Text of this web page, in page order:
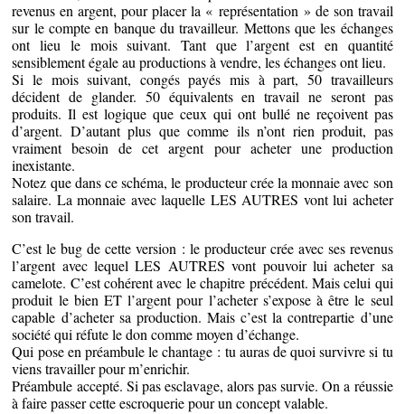
revenus en argent, pour placer la « représentation » de son travail
sur le compte en banque du travailleur. Mettons que les échanges
ont lieu le mois suivant. Tant que l’argent est en quantité
sensiblement égale au productions à vendre, les échanges ont lieu.
Si le mois suivant, congés payés mis à part, 50 travailleurs
décident de glander. 50 équivalents en travail ne seront pas
produits. Il est logique que ceux qui ont bullé ne reçoivent pas
d’argent. D’autant plus que comme ils n’ont rien produit, pas
vraiment besoin de cet argent pour acheter une production
inexistante.
Notez que dans ce schéma, le producteur crée la monnaie avec son
salaire. La monnaie avec laquelle LES AUTRES vont lui acheter
son travail.
C’est le bug de cette version : le producteur crée avec ses revenus
l’argent avec lequel LES AUTRES vont pouvoir lui acheter sa
camelote. C’est cohérent avec le chapitre précédent. Mais celui qui
produit le bien ET l’argent pour l’acheter s’expose à être le seul
capable d’acheter sa production. Mais c’est la contrepartie d’une
société qui réfute le don comme moyen d’échange.
Qui pose en préambule le chantage : tu auras de quoi survivre si tu
viens travailler pour m’enrichir.
Préambule accepté. Si pas esclavage, alors pas survie. On a réussie
à faire passer cette escroquerie pour un concept valable.